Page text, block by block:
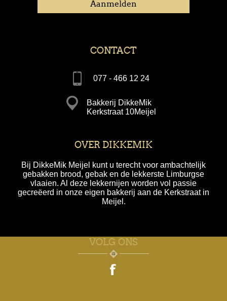
CONTACT
077 - 466 12 24
Bakkerij DikkeMik
Kerkstraat 10Meijel
OVER DIKKEMIK
Bij DikkeMik Meijel kunt u terecht voor ambachtelijk
gebakken brood, gebak en de lekkerste Limburgse
vlaaien. Al deze lekkernijen worden vol passie
gecreëerd in onze eigen bakkerij aan de Kerkstraat in
Meijel.
VOLG ONS